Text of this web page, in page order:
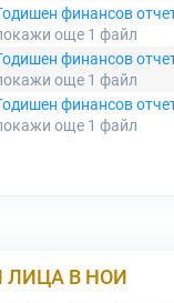
финансов
още 1 файл
финансов
още 1 файл
финансов
още 1 файл
ЛИЦА В НОИ